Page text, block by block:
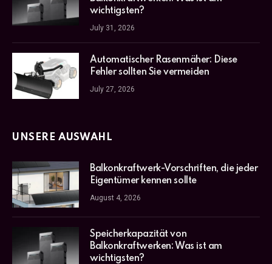
wichtigsten?
July 31, 2026
Automatischer Rasenmäher: Diese
Fehler sollten Sie vermeiden
July 27, 2026
UNSERE AUSWAHL
Balkonkraftwerk-Vorschriften, die jeder
Eigentümer kennen sollte
August 4, 2026
Speicherkapazität von
Balkonkraftwerken: Was ist am
wichtigsten?